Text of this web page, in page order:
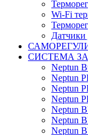
Wi-Fi
Датчики
СИСТЕМА
Neptun
Neptun
Neptun
Neptun
Neptun
Neptun
Neptun